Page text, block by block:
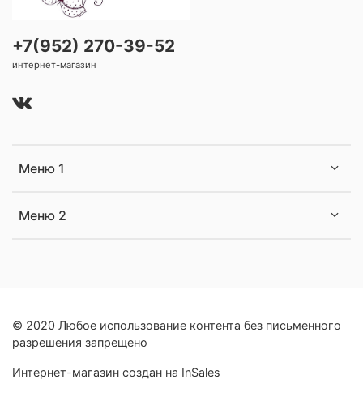
Меню 1
Меню 2
+7(952) 270-39-52
интернет-магазин
© 2020 Любое использование контента без письменного
разрешения запрещено
Интернет-магазин создан на InSales